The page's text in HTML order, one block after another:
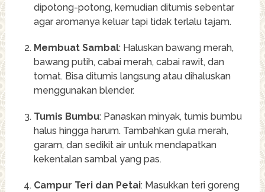
dipotong-potong, kemudian ditumis sebentar
agar aromanya keluar tapi tidak terlalu tajam.
Membuat Sambal: Haluskan bawang merah,
bawang putih, cabai merah, cabai rawit, dan
tomat. Bisa ditumis langsung atau dihaluskan
menggunakan blender.
Tumis Bumbu: Panaskan minyak, tumis bumbu
halus hingga harum. Tambahkan gula merah,
garam, dan sedikit air untuk mendapatkan
kekentalan sambal yang pas.
Campur Teri dan Petai: Masukkan teri goreng